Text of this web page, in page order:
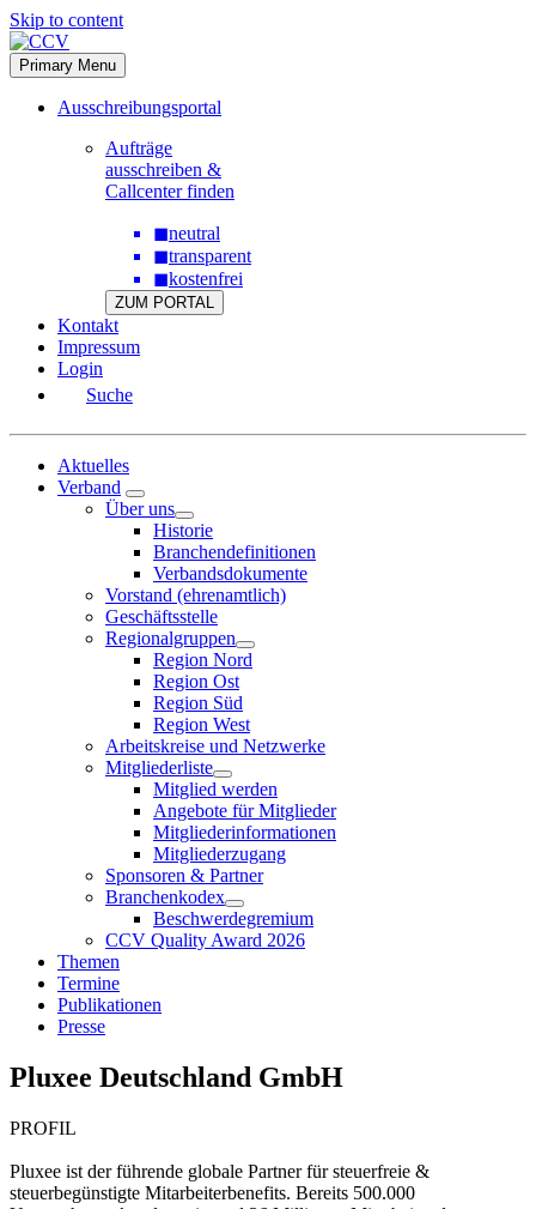
Skip to content
Primary Menu
Ausschreibungsportal
Aufträge
ausschreiben &
Callcenter finden
◼neutral
◼transparent
◼kostenfrei
ZUM PORTAL
Kontakt
Impressum
Login
Suche
Aktuelles
Verband
Über uns
Historie
Branchendefinitionen
Verbandsdokumente
Vorstand (ehrenamtlich)
Geschäftsstelle
Regionalgruppen
Region Nord
Region Ost
Region Süd
Region West
Arbeitskreise und Netzwerke
Mitgliederliste
Mitglied werden
Angebote für Mitglieder
Mitgliederinformationen
Mitgliederzugang
Sponsoren & Partner
Branchenkodex
Beschwerdegremium
CCV Quality Award 2026
Themen
Termine
Publikationen
Presse
Pluxee Deutschland GmbH
PROFIL
Pluxee ist der führende globale Partner für steuerfreie &
steuerbegünstigte Mitarbeiterbenefits. Bereits 500.000